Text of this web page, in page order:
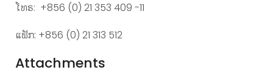
ໂທຣ: +856 (0) 21 353 409 -11
ແຟັກ: +856 (0) 21 313 512
Attachments